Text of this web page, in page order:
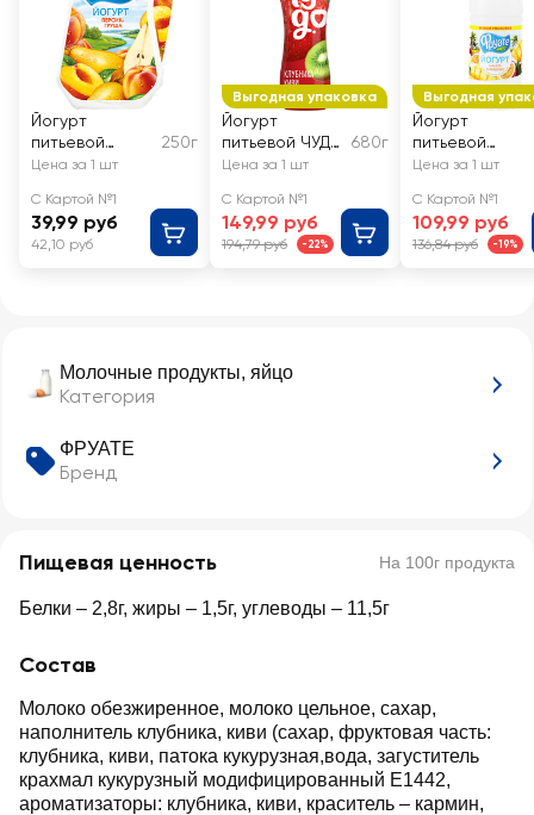
Молочные продукты, яйцо
Категория
ФРУАТЕ
Бренд
Пищевая ценность На 100г продукта
Белки – 2,8г, жиры – 1,5г, углеводы – 11,5г
Состав
Молоко обезжиренное, молоко цельное, сахар,
наполнитель клубника, киви (сахар, фруктовая часть:
клубника, киви, патока кукурузная,вода, загуститель
крахмал кукурузный модифицированный Е1442,
ароматизаторы: клубника, киви, краситель – кармин,
Йогурт
питьевой
ФРУАТЕ с
грушей 1,5%,
без змж
250г
Цена за 1 шт
С Картой №1
39,99 руб
42,10 руб
Выгодная упаковка
Йогурт
питьевой ЧУДО
Клубника, киви
680г
Цена за 1 шт
С Картой №1
149,99 руб
194,79 руб -22%
Выгодная
Йогурт
питьевой
ФРУАТЕ Манго
без змж
Цена за 1 шт
С Картой №1
109,99 руб
136,84 руб -19%